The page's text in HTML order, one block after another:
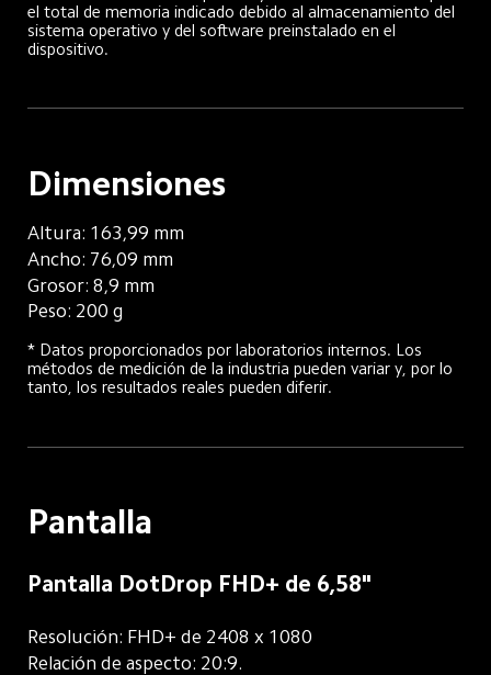
el total de memoria indicado debido al almacenamiento del
sistema operativo y del software preinstalado en el
dispositivo.
Dimensiones
Altura: 163,99 mm
Ancho: 76,09 mm
Grosor: 8,9 mm
Peso: 200 g
* Datos proporcionados por laboratorios internos. Los
métodos de medición de la industria pueden variar y, por lo
tanto, los resultados reales pueden diferir.
Pantalla
Pantalla DotDrop FHD+ de 6,58"
Resolución: FHD+ de 2408 x 1080
Relación de aspecto: 20:9.